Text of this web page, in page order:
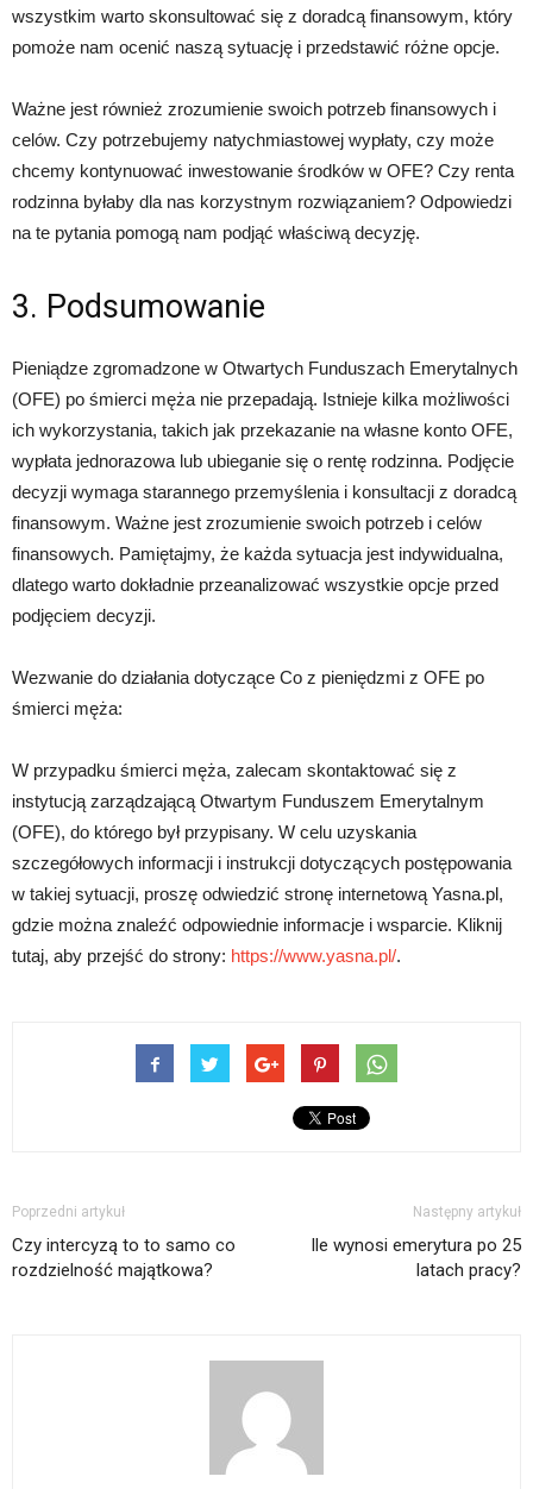
wszystkim warto skonsultować się z doradcą finansowym, który
pomoże nam ocenić naszą sytuację i przedstawić różne opcje.
Ważne jest również zrozumienie swoich potrzeb finansowych i
celów. Czy potrzebujemy natychmiastowej wypłaty, czy może
chcemy kontynuować inwestowanie środków w OFE? Czy renta
rodzinna byłaby dla nas korzystnym rozwiązaniem? Odpowiedzi
na te pytania pomogą nam podjąć właściwą decyzję.
3. Podsumowanie
Pieniądze zgromadzone w Otwartych Funduszach Emerytalnych
(OFE) po śmierci męża nie przepadają. Istnieje kilka możliwości
ich wykorzystania, takich jak przekazanie na własne konto OFE,
wypłata jednorazowa lub ubieganie się o rentę rodzinna. Podjęcie
decyzji wymaga starannego przemyślenia i konsultacji z doradcą
finansowym. Ważne jest zrozumienie swoich potrzeb i celów
finansowych. Pamiętajmy, że każda sytuacja jest indywidualna,
dlatego warto dokładnie przeanalizować wszystkie opcje przed
podjęciem decyzji.
Wezwanie do działania dotyczące Co z pieniędzmi z OFE po
śmierci męża:
W przypadku śmierci męża, zalecam skontaktować się z
instytucją zarządzającą Otwartym Funduszem Emerytalnym
(OFE), do którego był przypisany. W celu uzyskania
szczegółowych informacji i instrukcji dotyczących postępowania
w takiej sytuacji, proszę odwiedzić stronę internetową Yasna.pl,
gdzie można znaleźć odpowiednie informacje i wsparcie. Kliknij
tutaj, aby przejść do strony: https://www.yasna.pl/.
Poprzedni artykuł
Czy intercyzą to to samo co
rozdzielność majątkowa?
Następny artykuł
Ile wynosi emerytura po 25
latach pracy?